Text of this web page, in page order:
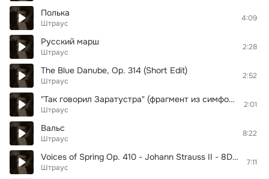
Полька
Штраус
4:09
Русский марш
Штраус
2:28
The Blue Danube, Op. 314 (Short Edit)
Штраус
2:52
"Так говорил Заратустра" (фрагмент из симфонической поэмы)
Штраус
2:01
Вальс
Штраус
8:22
Voices of Spring Op. 410 - Johann Strauss II - 8D Binaural Sound (8D Binaural Sound - Music Therapy)
Штраус
7:11